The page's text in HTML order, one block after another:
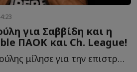
για Σαββίδη και η
ΠΑΟΚ και Ch. League!
Ο Δημήτρης Γιαννούλης μίλησε για την επιστροφή του σ...